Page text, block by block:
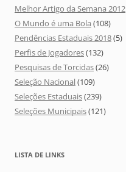
Melhor Artigo da Semana 2012
O Mundo é uma Bola (108)
Pendências Estaduais 2018(5)
Perfis de Jogadores(132)
Pesquisas de Torcidas(26)
Seleção Nacional(109)
Seleções Estaduais(239)
Seleções Municipais(121)
LISTA DE LINKS